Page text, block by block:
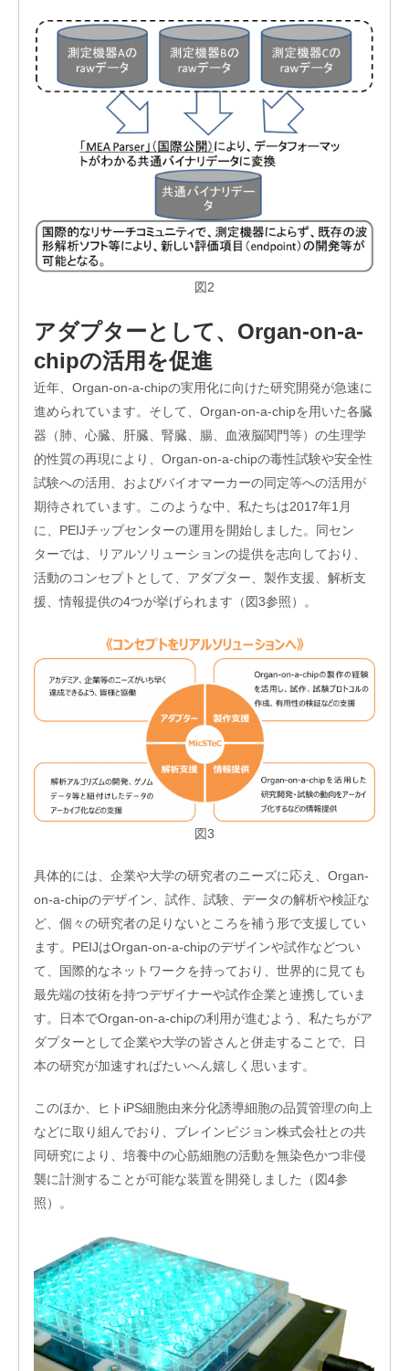
図2
アダプターとして、Organ-on-a-
chipの活用を促進
近年、Organ-on-a-chipの実用化に向けた研究開発が急速に
進められています。そして、Organ-on-a-chipを用いた各臓
器（肺、心臓、肝臓、腎臓、腸、血液脳関門等）の生理学
的性質の再現により、Organ-on-a-chipの毒性試験や安全性
試験への活用、およびバイオマーカーの同定等への活用が
期待されています。このような中、私たちは2017年1月
に、PEIJチップセンターの運用を開始しました。同セン
ターでは、リアルソリューションの提供を志向しており、
活動のコンセプトとして、アダプター、製作支援、解析支
援、情報提供の4つが挙げられます（図3参照）。
図3
具体的には、企業や大学の研究者のニーズに応え、Organ-
on-a-chipのデザイン、試作、試験、データの解析や検証な
ど、個々の研究者の足りないところを補う形で支援してい
ます。PEIJはOrgan-on-a-chipのデザインや試作などつい
て、国際的なネットワークを持っており、世界的に見ても
最先端の技術を持つデザイナーや試作企業と連携していま
す。日本でOrgan-on-a-chipの利用が進むよう、私たちがア
ダプターとして企業や大学の皆さんと併走することで、日
本の研究が加速すればたいへん嬉しく思います。
このほか、ヒトiPS細胞由来分化誘導細胞の品質管理の向上
などに取り組んでおり、ブレインビジョン株式会社との共
同研究により、培養中の心筋細胞の活動を無染色かつ非侵
襲に計測することが可能な装置を開発しました（図4参
照）。